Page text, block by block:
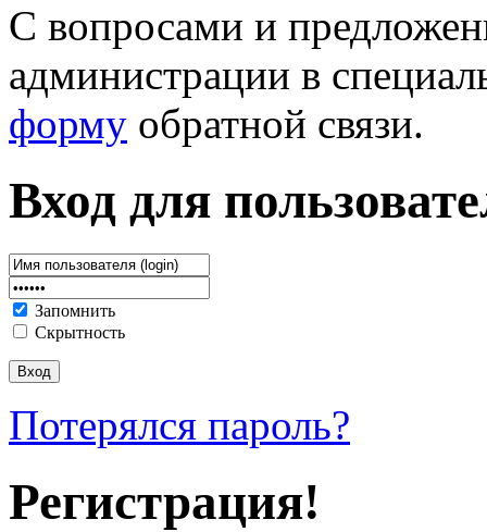
С вопросами и
администрации в
форму обратной связи.
Вход для
Запомнить
Скрытность
Потерялся пароль?
Регистрация!